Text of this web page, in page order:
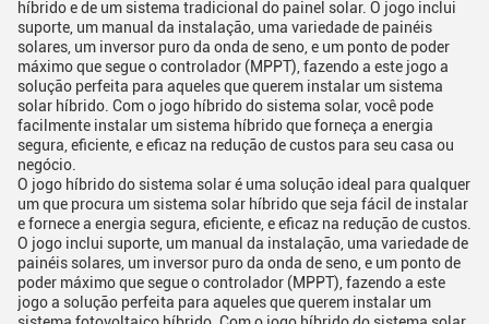
híbrido e de um sistema tradicional do painel solar. O jogo inclui
suporte, um manual da instalação, uma variedade de painéis
solares, um inversor puro da onda de seno, e um ponto de poder
máximo que segue o controlador (MPPT), fazendo a este jogo a
solução perfeita para aqueles que querem instalar um sistema
solar híbrido. Com o jogo híbrido do sistema solar, você pode
facilmente instalar um sistema híbrido que forneça a energia
segura, eficiente, e eficaz na redução de custos para seu casa ou
negócio.
O jogo híbrido do sistema solar é uma solução ideal para qualquer
um que procura um sistema solar híbrido que seja fácil de instalar
e fornece a energia segura, eficiente, e eficaz na redução de custos.
O jogo inclui suporte, um manual da instalação, uma variedade de
painéis solares, um inversor puro da onda de seno, e um ponto de
poder máximo que segue o controlador (MPPT), fazendo a este
jogo a solução perfeita para aqueles que querem instalar um